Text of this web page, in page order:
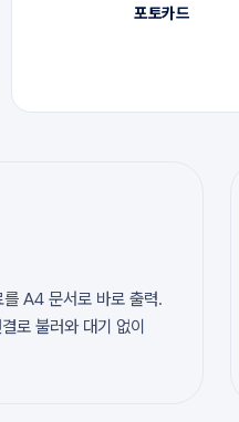
포토카드
A4 문서로 바로 출력.
로 불러와 대기 없이